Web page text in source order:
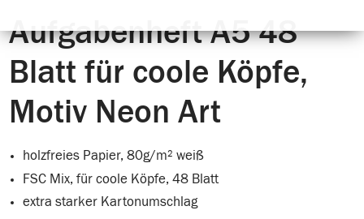
Aufgabenheft A5 48
Blatt für coole Köpfe,
Motiv Neon Art
holzfreies Papier, 80g/m² weiß
FSC Mix, für coole Köpfe, 48 Blatt
extra starker Kartonumschlag